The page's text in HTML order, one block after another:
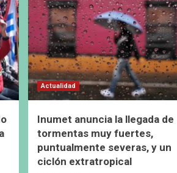
Actualidad
Inumet anuncia la llegada de
tormentas muy fuertes,
puntualmente severas, y un
ciclón extratropical